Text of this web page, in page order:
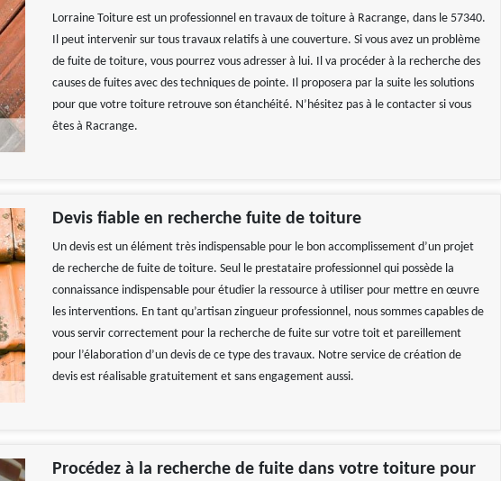
Lorraine Toiture est un professionnel en travaux de toiture à Racrange, dans le 57340.
Il peut intervenir sur tous travaux relatifs à une couverture. Si vous avez un problème
de fuite de toiture, vous pourrez vous adresser à lui. Il va procéder à la recherche des
causes de fuites avec des techniques de pointe. Il proposera par la suite les solutions
pour que votre toiture retrouve son étanchéité. N’hésitez pas à le contacter si vous
êtes à Racrange.
Devis fiable en recherche fuite de toiture
Un devis est un élément très indispensable pour le bon accomplissement d’un projet
de recherche de fuite de toiture. Seul le prestataire professionnel qui possède la
connaissance indispensable pour étudier la ressource à utiliser pour mettre en œuvre
les interventions. En tant qu’artisan zingueur professionnel, nous sommes capables de
vous servir correctement pour la recherche de fuite sur votre toit et pareillement
pour l’élaboration d’un devis de ce type des travaux. Notre service de création de
devis est réalisable gratuitement et sans engagement aussi.
Procédez à la recherche de fuite dans votre toiture pour